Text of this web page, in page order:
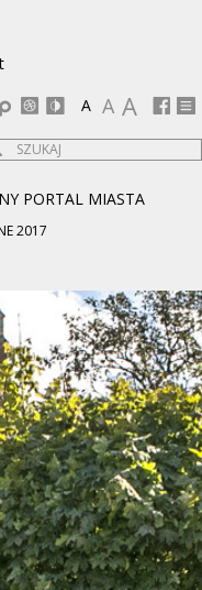
A A A
PORTAL MIASTA
2017